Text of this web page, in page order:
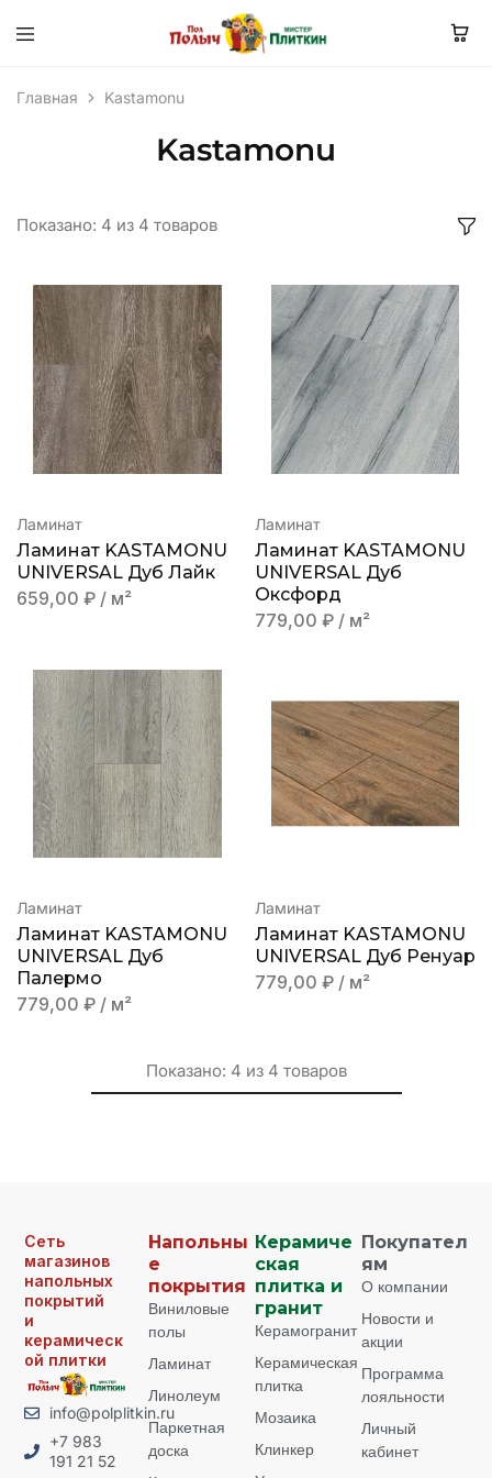
Главная Kastamonu
Kastamonu
Показано: 4 из 4 товаров
Ламинат
Ламинат KASTAMONU
UNIVERSAL Дуб Лайк
659,00 ₽ / м²
Ламинат
Ламинат KASTAMONU
UNIVERSAL Дуб
Оксфорд
779,00 ₽ / м²
Ламинат
Ламинат KASTAMONU
UNIVERSAL Дуб
Палермо
779,00 ₽ / м²
Ламинат
Ламинат KASTAMONU
UNIVERSAL Дуб Ренуар
779,00 ₽ / м²
Показано: 4 из 4 товаров
Сеть
магазинов
напольных
покрытий
и
керамическ
ой плитки
info@polplitkin.ru
+7 983
191 21 52
Напольны
е
покрытия
Виниловые
полы
Ламинат
Линолеум
Паркетная
доска
Керамиче
ская
плитка и
гранит
Керамогранит
Керамическая
плитка
Мозаика
Клинкер
Покупател
ям
О компании
Новости и
акции
Программа
лояльности
Личный
кабинет